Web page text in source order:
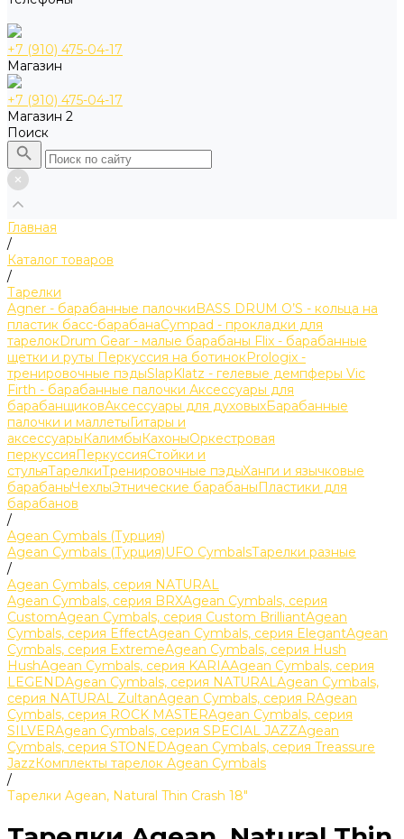
+7 (910) 475-04-17
Магазин
+7 (910) 475-04-17
Магазин 2
Поиск
Главная
/
Каталог товаров
/
Тарелки
Agner - барабанные палочкиBASS DRUM O’S - кольца на
пластик басс-барабанаCympad - прокладки для
тарелокDrum Gear - малые барабаны Flix - барабанные
щетки и руты Перкуссия на ботинокPrologix -
тренировочные пэдыSlapKlatz - гелевые демпферы Vic
Firth - барабанные палочки Аксессуары для
барабанщиковАксессуары для духовыхБарабанные
палочки и маллетыГитары и
аксессуарыКалимбыКахоныОркестровая
перкуссияПеркуссияСтойки и
стульяТарелкиТренировочные пэдыХанги и язычковые
барабаныЧехлыЭтнические барабаныПластики для
барабанов
/
Agean Cymbals (Турция)
Agean Cymbals (Турция)UFO CymbalsТарелки разные
/
Agean Cymbals, серия NATURAL
Agean Cymbals, серия BRXAgean Cymbals, серия
CustomAgean Cymbals, серия Custom BrilliantAgean
Cymbals, серия EffectAgean Cymbals, серия ElegantAgean
Cymbals, серия ExtremeAgean Cymbals, серия Hush
HushAgean Cymbals, серия KARIAAgean Cymbals, серия
LEGENDAgean Cymbals, серия NATURALAgean Cymbals,
серия NATURAL ZultanAgean Cymbals, серия RAgean
Cymbals, серия ROCK MASTERAgean Cymbals, серия
SILVERAgean Cymbals, серия SPECIAL JAZZAgean
Cymbals, серия STONEDAgean Cymbals, серия Treassure
JazzКомплекты тарелок Agean Cymbals
/
Тарелки Agean, Natural Thin Crash 18"